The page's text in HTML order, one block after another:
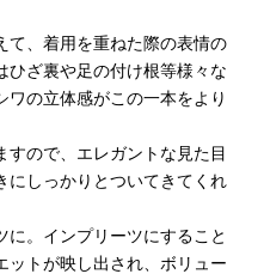
て、着用を重ねた際の表情の
ひざ裏や足の付け根等様々な
ワの立体感がこの一本をより
すので、エレガントな見た目
にしっかりとついてきてくれ
に。インプリーツにすること
ットが映し出され、ボリュー